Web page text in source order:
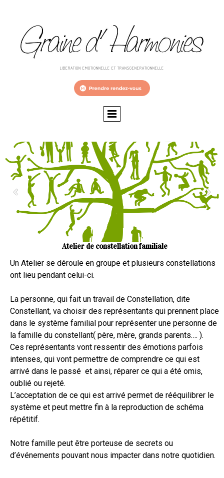
LIBERATION EMOTIONNELLE ET TRANSGENERATIONNELLE
Atelier de constellation familiale
Un Atelier se déroule en groupe et plusieurs constellations
ont lieu pendant celui-ci.
La personne, qui fait un travail de Constellation, dite
Constellant, va choisir des représentants qui prennent place
dans le système familial pour représenter une personne de
la famille du constellant( père, mère, grands parents…. ).
Ces représentants vont ressentir des émotions parfois
intenses, qui vont permettre de comprendre ce qui est
arrivé dans le passé et ainsi, réparer ce qui a été omis,
oublié ou rejeté.
L’acceptation de ce qui est arrivé permet de rééquilibrer le
système et peut mettre fin à la reproduction de schéma
répétitif.
Notre famille peut être porteuse de secrets ou
d’événements pouvant nous impacter dans notre quotidien.